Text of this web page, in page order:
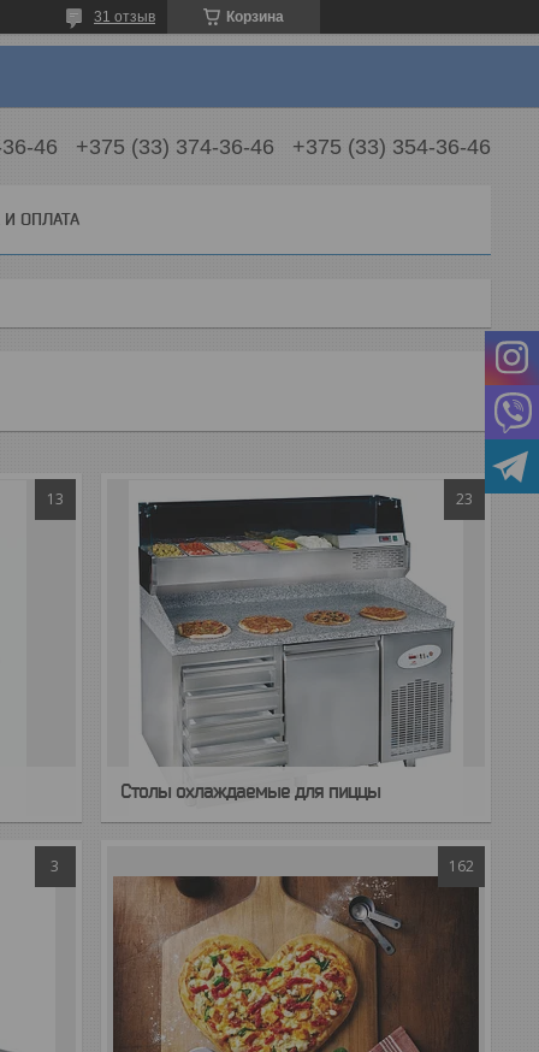
Корзина
31 отзыв
46 +375 (33) 374-36-46 +375 (33) 354-36-46
И ОПЛАТА
13 23
Столы охлаждаемые для пиццы
3 162